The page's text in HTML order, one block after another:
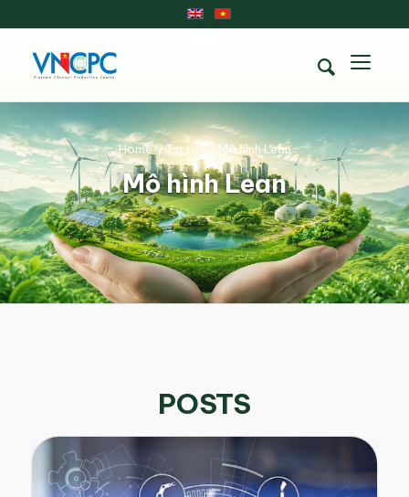
Mô hình Lean
Home /Tin tức /Mô hình Lean
POSTS